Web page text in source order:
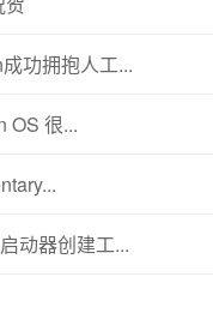
功拥抱人工...
OS 很...
动器创建工...